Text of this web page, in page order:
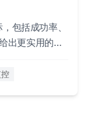
包括成功率、
出更实用的测